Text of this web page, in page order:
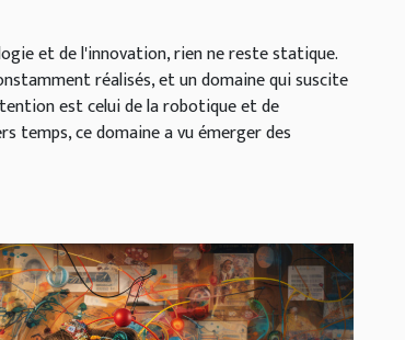
et de l'innovation, rien ne reste statique.
réalisés, et un domaine qui suscite
est celui de la robotique et de
temps, ce domaine a vu émerger des